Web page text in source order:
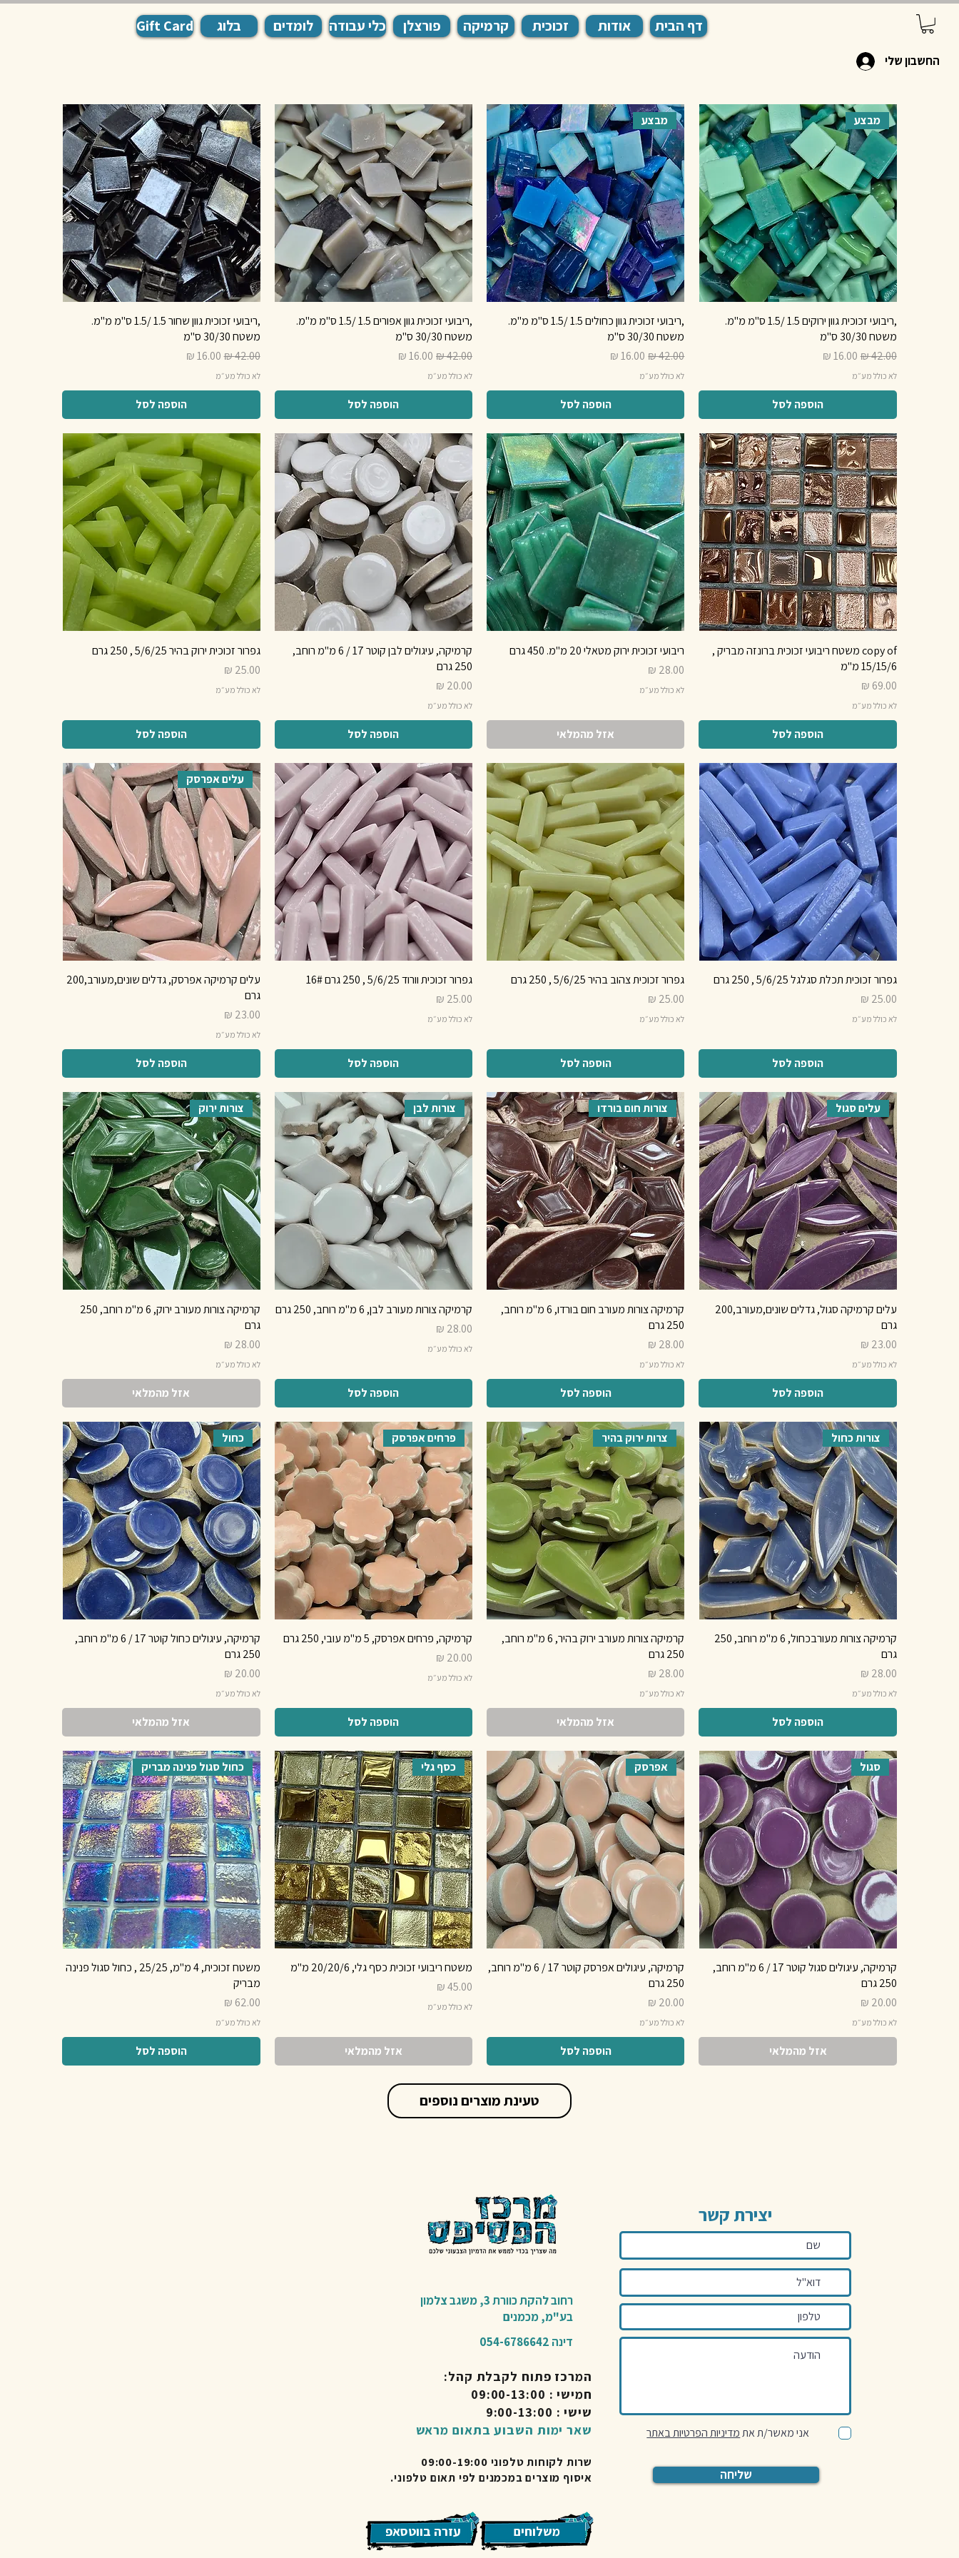
דף הבית אודות זכוכית קרמיקה פורצלן כלי עבודה לומדים בלוג Gift Card
החשבון שלי
מבצע
,ריבועי זכוכית גוון ירוקים 1.5 /1.5 ס"מ מ"מ.
משטח 30/30 ס"מ
מחיר רגיל‏42.00 ‏₪ מחיר מבצע
לא כולל מע״מ
הוספה לסל
מבצע
,ריבועי זכוכית גוון כחולים 1.5 /1.5 ס"מ מ"מ.
משטח 30/30 ס"מ
מחיר רגיל‏42.00 ‏₪ מחיר מבצע
לא כולל מע״מ
הוספה לסל
,ריבועי זכוכית גוון אפורים 1.5 /1.5 ס"מ מ"מ.
משטח 30/30 ס"מ
מחיר רגיל מחיר מבצע
לא כולל מע״מ
הוספה לסל
,ריבועי זכוכית גוון שחור 1.5 /1.5 ס"מ מ"מ.
משטח 30/30 ס"מ
מחיר רגיל‏42.00 ‏₪ מחיר מבצע
לא כולל מע״מ
הוספה לסל
copy of משטח ריבועי זכוכית ברונזה מבריק ,
15/15/6 מ"מ
מחיר
לא כולל מע״מ
הוספה לסל
ריבועי זכוכית ירוק מטאלי 20 מ"מ. 450 גרם
מחיר
לא כולל מע״מ
אזל מהמלאי
קרמיקה, עיגולים לבן קוטר 17 / 6 מ"מ רוחב,
250 גרם
מחיר
לא כולל מע״מ
הוספה לסל
גפרור זכוכית ירוק בהיר 5/6/25 , 250 גרם
מחיר
לא כולל מע״מ
הוספה לסל
גפרור זכוכית תכלת סגלגל 5/6/25 , 250 גרם
מחיר
לא כולל מע״מ
הוספה לסל
גפרור זכוכית צהוב בהיר 5/6/25 , 250 גרם
מחיר
לא כולל מע״מ
הוספה לסל
גפרור זכוכית וורוד 5/6/25 , 250 גרם 16#
מחיר
לא כולל מע״מ
הוספה לסל
עלים אפרסק
עלים קרמיקה אפרסק, גדלים שונים,מעורב,200
גרם
מחיר
לא כולל מע״מ
הוספה לסל
עלים סגול
עלים קרמיקה סגול, גדלים שונים,מעורב,200
גרם
מחיר
לא כולל מע״מ
הוספה לסל
צורות חום בורדו
קרמיקה צורות מעורב חום בורדו, 6 מ"מ רוחב,
250 גרם
מחיר
לא כולל מע״מ
הוספה לסל
צורות לבן
קרמיקה צורות מעורב לבן, 6 מ"מ רוחב, 250 גרם
מחיר
לא כולל מע״מ
הוספה לסל
צורות ירוק
קרמיקה צורות מעורב ירוק, 6 מ"מ רוחב, 250
גרם
מחיר
לא כולל מע״מ
אזל מהמלאי
צורות כחול
קרמיקה צורות מעורבכחול, 6 מ"מ רוחב, 250
גרם
מחיר
לא כולל מע״מ
הוספה לסל
צרות ירוק בהיר
קרמיקה צורות מעורב ירוק בהיר, 6 מ"מ רוחב,
250 גרם
מחיר
לא כולל מע״מ
אזל מהמלאי
פרחים אפרסק
קרמיקה, פרחים אפרסק, 5 מ"מ עובי, 250 גרם
מחיר
לא כולל מע״מ
הוספה לסל
כחול
קרמיקה, עיגולים כחול קוטר 17 / 6 מ"מ רוחב,
250 גרם
מחיר
לא כולל מע״מ
אזל מהמלאי
סגול
קרמיקה, עיגולים סגול קוטר 17 / 6 מ"מ רוחב,
250 גרם
מחיר
לא כולל מע״מ
אזל מהמלאי
אפרסק
קרמיקה, עיגולים אפרסק קוטר 17 / 6 מ"מ רוחב,
250 גרם
מחיר
לא כולל מע״מ
הוספה לסל
כסף גלי
משטח ריבועי זכוכית כסף גלי, 20/20/6 מ"מ
מחיר
לא כולל מע״מ
אזל מהמלאי
כחול סגול פנינה מבריק
משטח זכוכית, 4 מ"מ, 25/25 , כחול סגול פנינה
מבריק
מחיר
לא כולל מע״מ
הוספה לסל
טעינת מוצרים נוספים
רחוב להקת כוורת 3,
משגב צלמון
בע"מ,מכמנים​
דינה 054-6786642
המרכז פתוח לקבלת קהל:
חמישי : 09:00-13:00
שישי : 9:00-13:00
שאר ימות השבוע בתאום מראש
שרות לקוחות טלפוני 09:00-19:00
איסוף מוצרים במכמנים לפי תאום טלפוני.
משלוחים עזרה בווטסאפ
יצירת קשר
אני מאשר/ת את מדיניות הפרטיות באתר
שליחה